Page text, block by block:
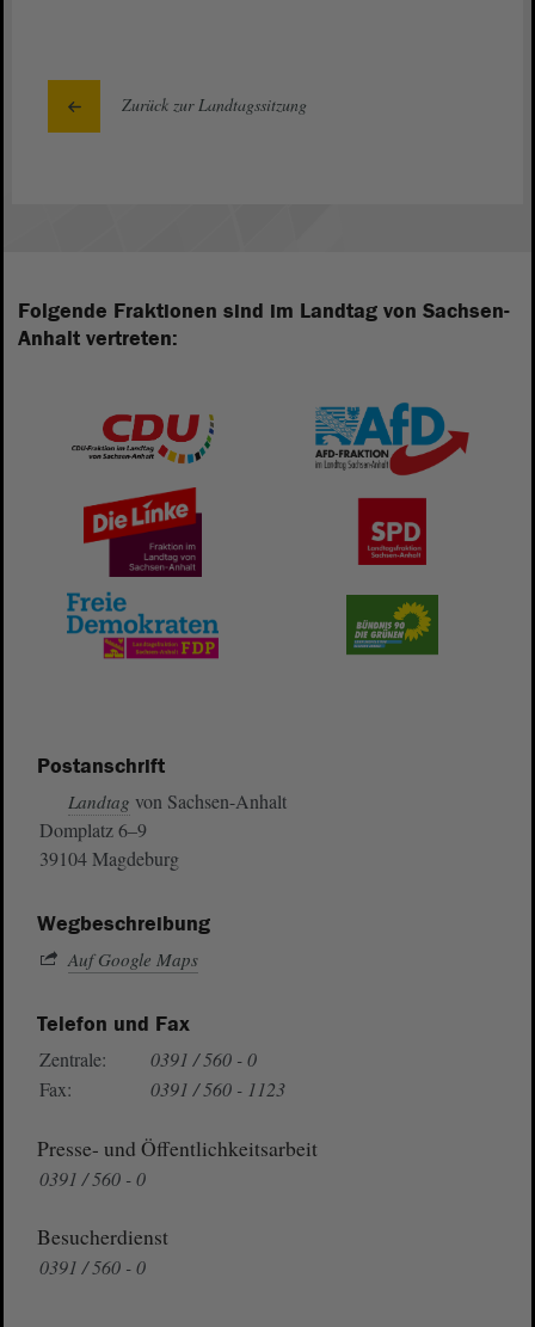
Zurück zur Landtagssitzung
Folgende Fraktionen sind im Landtag von Sachsen-
Anhalt vertreten:
Postanschrift
Landtag von Sachsen-Anhalt
Domplatz 6–9
39104 Magdeburg
Wegbeschreibung
Auf Google Maps
Telefon und Fax
Zentrale:
0391 / 560 - 0
Fax:
0391 / 560 - 1123
Presse- und Öffentlichkeitsarbeit
0391 / 560 - 0
Besucherdienst
0391 / 560 - 0